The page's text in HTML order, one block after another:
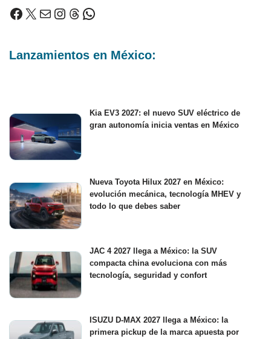
Lanzamientos en México:
Kia EV3 2027: el nuevo SUV eléctrico de
gran autonomía inicia ventas en México
Nueva Toyota Hilux 2027 en México:
evolución mecánica, tecnología MHEV y
todo lo que debes saber
JAC 4 2027 llega a México: la SUV
compacta china evoluciona con más
tecnología, seguridad y confort
ISUZU D-MAX 2027 llega a México: la
primera pickup de la marca apuesta por